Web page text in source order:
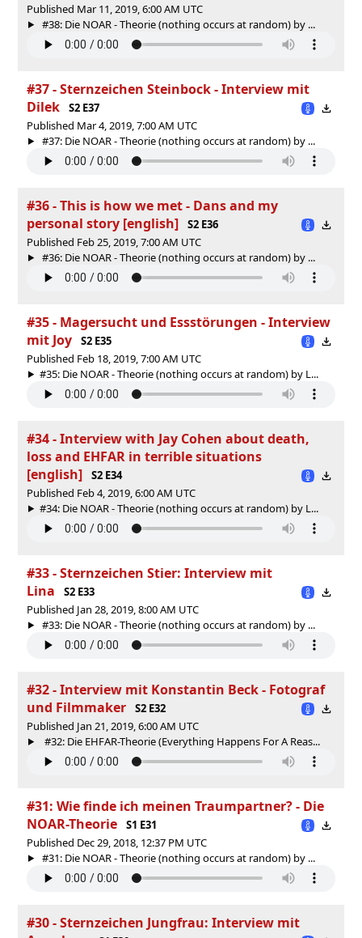
Published Mar 11, 2019, 6:00 AM UTC
#38: Die NOAR - Theorie (nothing occurs at random) by ...
#37 - Sternzeichen Steinbock - Interview mit
Dilek
S2 E37
Published Mar 4, 2019, 7:00 AM UTC
#37: Die NOAR - Theorie (nothing occurs at random) by ...
#36 - This is how we met - Dans and my
personal story [english]
S2 E36
Published Feb 25, 2019, 7:00 AM UTC
#36: Die NOAR - Theorie (nothing occurs at random) by ...
#35 - Magersucht und Essstörungen - Interview
mit Joy
S2 E35
Published Feb 18, 2019, 7:00 AM UTC
#35: Die NOAR - Theorie (nothing occurs at random) by L...
#34 - Interview with Jay Cohen about death,
loss and EHFAR in terrible situations
[english]
S2 E34
Published Feb 4, 2019, 6:00 AM UTC
#34: Die NOAR - Theorie (nothing occurs at random) by L...
#33 - Sternzeichen Stier: Interview mit
Lina
S2 E33
Published Jan 28, 2019, 8:00 AM UTC
#33: Die NOAR - Theorie (nothing occurs at random) by ...
#32 - Interview mit Konstantin Beck - Fotograf
und Filmmaker
S2 E32
Published Jan 21, 2019, 6:00 AM UTC
#32: Die EHFAR-Theorie (Everything Happens For A Reas...
#31: Wie finde ich meinen Traumpartner? - Die
NOAR-Theorie
S1 E31
Published Dec 29, 2018, 12:37 PM UTC
#31: Die NOAR - Theorie (nothing occurs at random) by ...
#30 - Sternzeichen Jungfrau: Interview mit